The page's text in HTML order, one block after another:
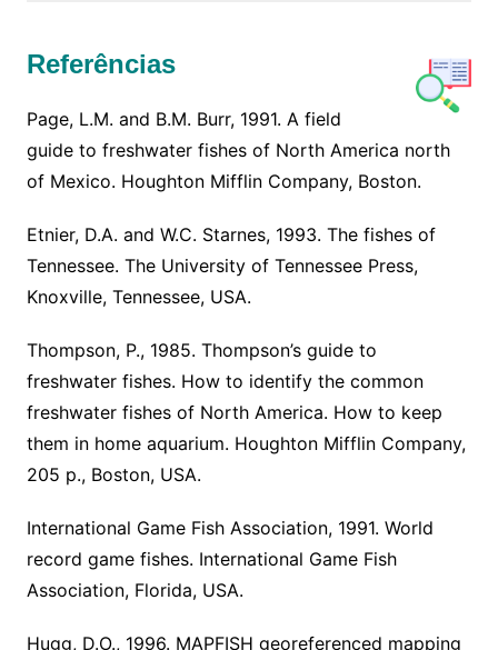
Referências
Page, L.M. and B.M. Burr, 1991. A field
guide to freshwater fishes of North America north
of Mexico. Houghton Mifflin Company, Boston.
Etnier, D.A. and W.C. Starnes, 1993. The fishes of
Tennessee. The University of Tennessee Press,
Knoxville, Tennessee, USA.
Thompson, P., 1985. Thompson’s guide to
freshwater fishes. How to identify the common
freshwater fishes of North America. How to keep
them in home aquarium. Houghton Mifflin Company,
205 p., Boston, USA.
International Game Fish Association, 1991. World
record game fishes. International Game Fish
Association, Florida, USA.
Hugg, D.O., 1996. MAPFISH georeferenced mapping